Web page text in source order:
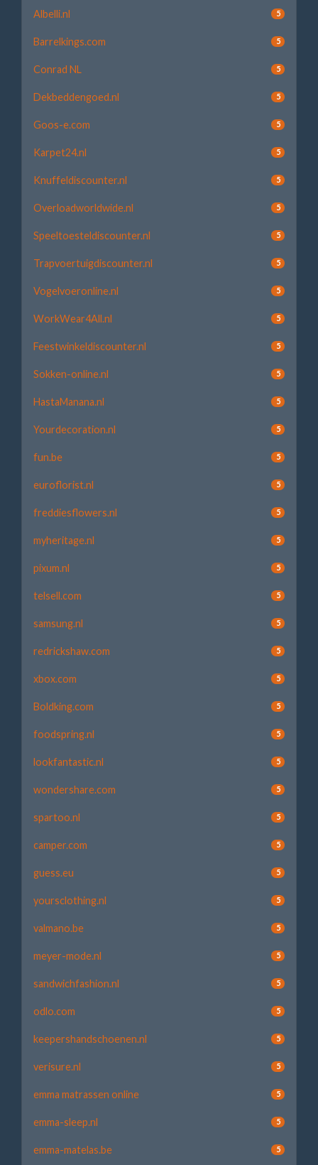
Albelli.nl 5
Barrelkings.com 5
Conrad NL 5
Dekbeddengoed.nl 5
Goos-e.com 5
Karpet24.nl 5
Knuffeldiscounter.nl 5
Overloadworldwide.nl 5
Speeltoesteldiscounter.nl 5
Trapvoertuigdiscounter.nl 5
Vogelvoeronline.nl 5
WorkWear4All.nl 5
Feestwinkeldiscounter.nl 5
Sokken-online.nl 5
HastaManana.nl 5
Yourdecoration.nl 5
fun.be 5
euroflorist.nl 5
freddiesflowers.nl 5
myheritage.nl 5
pixum.nl 5
telsell.com 5
samsung.nl 5
redrickshaw.com 5
xbox.com 5
Boldking.com 5
foodspring.nl 5
lookfantastic.nl 5
wondershare.com 5
spartoo.nl 5
camper.com 5
guess.eu 5
yoursclothing.nl 5
valmano.be 5
meyer-mode.nl 5
sandwichfashion.nl 5
odlo.com 5
keepershandschoenen.nl 5
verisure.nl 5
emma matrassen online 5
emma-sleep.nl 5
emma-matelas.be 5